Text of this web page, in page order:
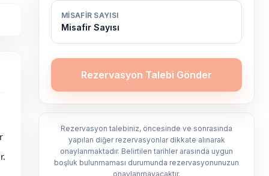
MISAFIR SAYISI
Misafir Sayısı
Rezervasyon Talebi Gönder
Rezervasyon talebiniz, öncesinde ve sonrasında
yapılan diğer rezervasyonlar dikkate alınarak
onaylanmaktadır. Belirtilen tarihler arasında uygun
boşluk bulunmaması durumunda rezervasyonunuzun
onaylanmayacaktır.